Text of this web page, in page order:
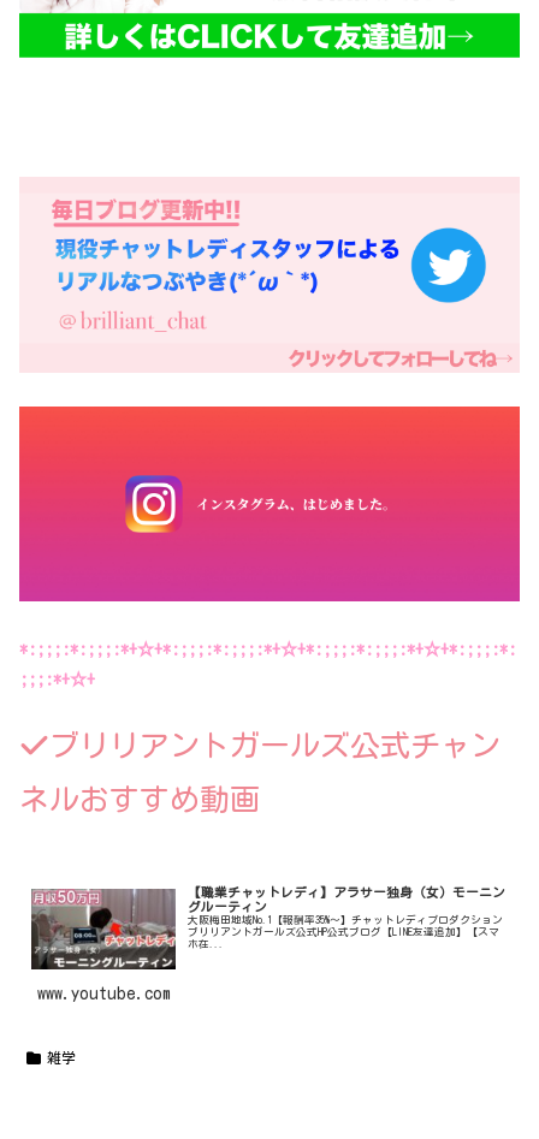
*:;;;:*:;;;:*+☆+*:;;;:*:;;;:*+☆+*:;;;:*:;;;:*+☆+*:;;;:*:
;;;:*+☆+
ブリリアントガールズ公式チャン
ネルおすすめ動画
【職業チャットレディ】アラサー独身（女）モーニン
グルーティン
大阪梅田地域No.1【報酬率35%〜】チャットレディプロダクション
ブリリアントガールズ公式HP公式ブログ【LINE友達追加】【スマ
ホ在...
www.youtube.com
雑学